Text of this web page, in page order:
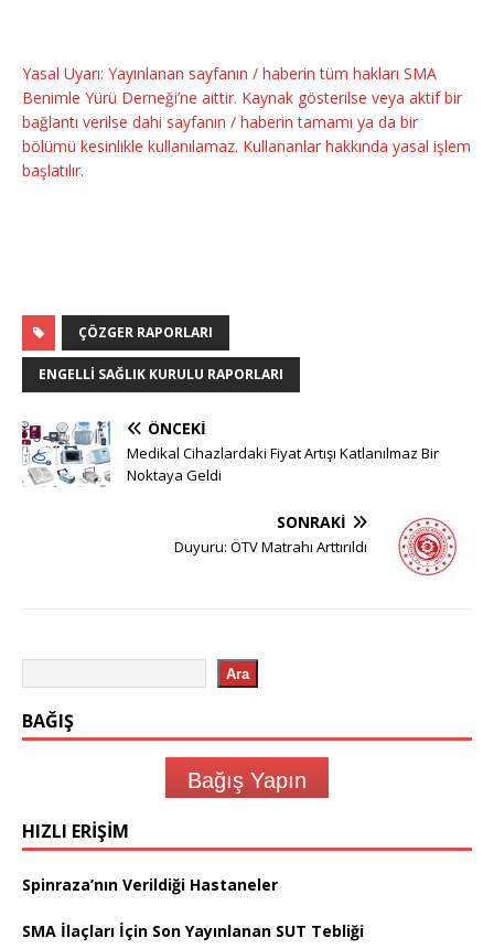
Yasal Uyarı: Yayınlanan sayfanın / haberin tüm hakları SMA
Benimle Yürü Derneği’ne aittir. Kaynak gösterilse veya aktif bir
bağlantı verilse dahi sayfanın / haberin tamamı ya da bir
bölümü kesinlikle kullanılamaz. Kullananlar hakkında yasal işlem
başlatılır.
ÇÖZGER RAPORLARI
ENGELLI SAĞLIK KURULU RAPORLARI
ÖNCEKI
Medikal Cihazlardaki Fiyat Artışı Katlanılmaz Bir
Noktaya Geldi
SONRAKI
Duyuru: ÖTV Matrahı Arttırıldı
Ara
BAĞIŞ
Bağış Yapın
HIZLI ERIŞIM
Spinraza’nın Verildiği Hastaneler
SMA İlaçları İçin Son Yayınlanan SUT Tebliği